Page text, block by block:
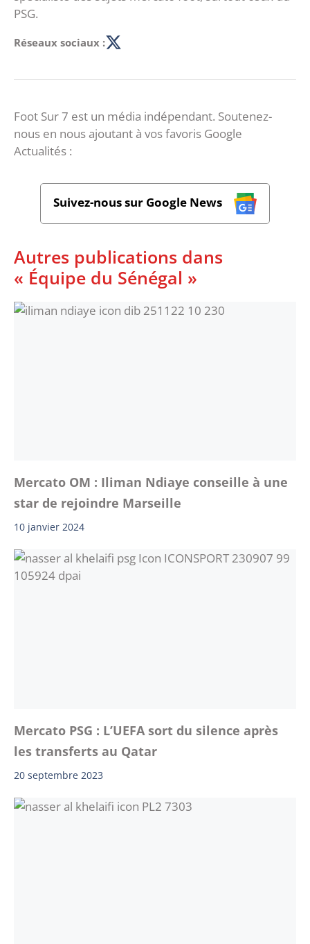
PSG.
Réseaux sociaux :
Foot Sur 7 est un média indépendant. Soutenez-
nous en nous ajoutant à vos favoris Google
Actualités :
Suivez-nous sur Google News
Autres publications dans
« Équipe du Sénégal »
Mercato OM : Iliman Ndiaye conseille à une
star de rejoindre Marseille
10 janvier 2024
Mercato PSG : L’UEFA sort du silence après
les transferts au Qatar
20 septembre 2023